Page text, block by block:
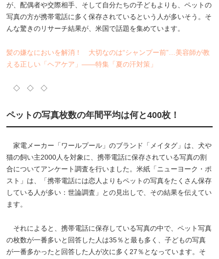
が、配偶者や交際相手、そして自分たちの子どもよりも、ペットの
写真の方が携帯電話に多く保存されているという人が多いそう。そ
んな驚きのリサーチ結果が、米国で話題を集めています。
髪の嫌なにおいを解消！ 大切なのは“シャンプー前”…美容師が教
える正しい「ヘアケア」――特集「夏の汗対策」
◇ ◇ ◇
ペットの写真枚数の年間平均は何と400枚！
家電メーカー「ワールプール」のブランド「メイタグ」は、犬や
猫の飼い主2000人を対象に、携帯電話に保存されている写真の割
合についてアンケート調査を行いました。米紙「ニューヨーク・ポ
スト」は、「携帯電話には恋人よりもペットの写真をたくさん保存
している人が多い：世論調査」との見出しで、その結果を伝えてい
ます。
それによると、携帯電話に保存している写真の中で、ペット写真
の枚数が一番多いと回答した人は35％と最も多く、子どもの写真
が一番多かったと回答した人が次に多く27％となっています。そ